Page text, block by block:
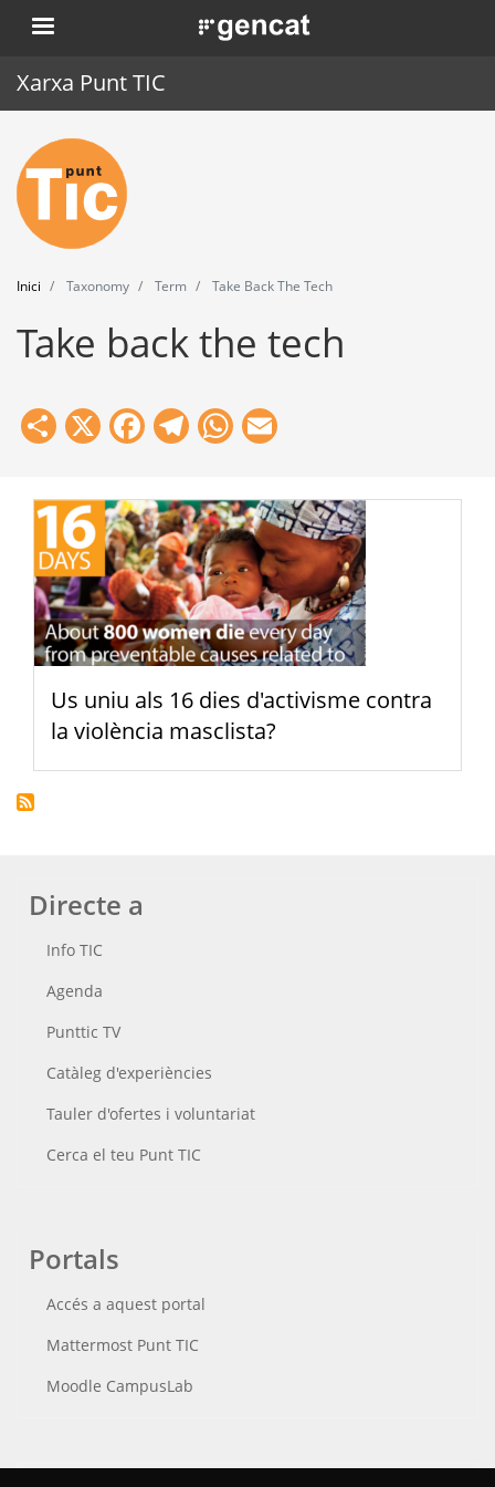
Vés
al
. Obre en una nova finestra.
Xarxa Punt TIC
Inici
Punt TIC
Actualitat
Agenda
Formació
Eines
Inici Taxonomy Term Take Back The Tech
Take back the tech
Share
X Facebook
Telegram
WhatsApp
Us uniu als 16 dies d'activisme contra
la violència masclista?
Directe a
Info TIC
Agenda
Punttic TV
Catàleg d'experiències
Tauler d'ofertes i voluntariat
Cerca el teu Punt TIC
Portals
Accés a aquest portal
Mattermost Punt TIC
Moodle CampusLab